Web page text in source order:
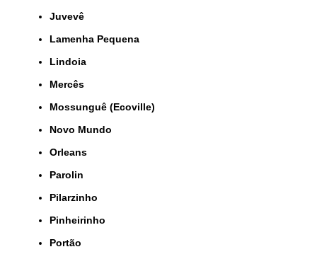
Juvevê
Lamenha Pequena
Lindoia
Mercês
Mossunguê (Ecoville)
Novo Mundo
Orleans
Parolin
Pilarzinho
Pinheirinho
Portão